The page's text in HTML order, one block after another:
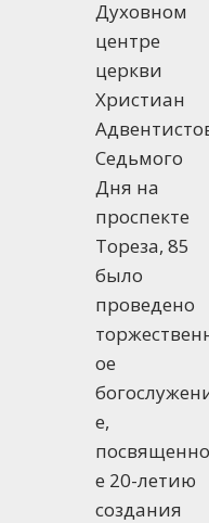
Духовном
центре
церкви
Христиан
Седьмого
Дня на
проспекте
Тореза, 85
было
проведено
ое
е,
посвященно
е 20-летию
создания